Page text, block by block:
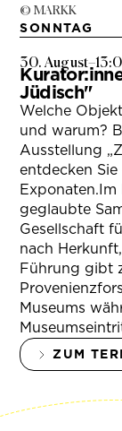
© MARKK
SONNTAG
30. August–
Jüdisch"
Welche
und warum?
Ausstellung
entdecken
Exponaten.Im
geglaubte
Gesellschaft
nach
Führung gibt
Museums
ZUM